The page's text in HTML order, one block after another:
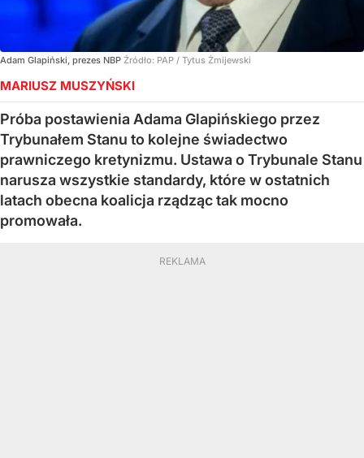
Adam Glapiński, prezes NBP Źródło: PAP / Tytus Żmijewski
MARIUSZ MUSZYŃSKI
Próba postawienia Adama Glapińskiego przez
Trybunałem Stanu to kolejne świadectwo
prawniczego kretynizmu. Ustawa o Trybunale Stanu
narusza wszystkie standardy, które w ostatnich
latach obecna koalicja rządząc tak mocno
promowała.